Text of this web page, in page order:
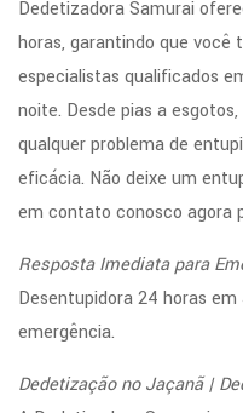
Dedetizadora Samurai
horas, garantindo que você
especialistas qualificados
noite. Desde pias a
qualquer problema de
eficácia. Não deixe um
em contato conosco agora
Resposta Imediata para
Desentupidora 24 horas
emergência.
Dedetização no Jaçanã |